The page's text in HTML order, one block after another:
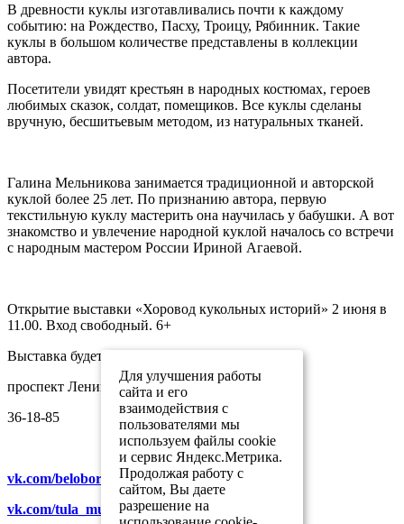
В древности куклы изготавливались почти к каждому
событию: на Рождество, Пасху, Троицу, Рябинник. Такие
куклы в большом количестве представлены в коллекции
автора.
Посетители увидят крестьян в народных костюмах, героев
любимых сказок, солдат, помещиков. Все куклы сделаны
вручную, бесшитьевым методом, из натуральных тканей.
Галина Мельникова занимается традиционной и авторской
куклой более 25 лет. По признанию автора, первую
текстильную куклу мастерить она научилась у бабушки. А вот
знакомство и увлечение народной куклой началось со встречи
с народным мастером России Ириной Агаевой.
Открытие выставки «Хоровод кукольных историй» 2 июня в
11.00. Вход свободный. 6+
Выставка будет работать до 4 сентября.
проспект Ленина, 16
36-18-85
vk.com/beloborodov_museum
vk.com/tula_museum_association
Для улучшения работы
сайта и его
взаимодействия с
пользователями мы
используем файлы cookie
и сервис Яндекс.Метрика.
Продолжая работу с
сайтом, Вы даете
разрешение на